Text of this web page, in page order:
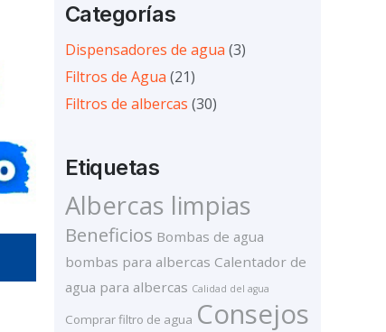
Categorías
Dispensadores de agua (3)
Filtros de Agua (21)
Filtros de albercas (30)
Etiquetas
Albercas limpias
Beneficios Bombas de agua
bombas para albercas Calentador de
agua para albercas Calidad del agua
Comprar filtro de agua Consejos